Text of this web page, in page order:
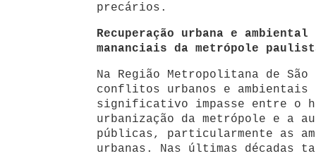
precários.
Recuperação urbana e
mananciais da metrópole
Na Região Metropolitana de São
conflitos urbanos e ambientais
significativo impasse entre o
urbanização da metrópole e a
públicas, particularmente as
urbanas. Nas últimas décadas